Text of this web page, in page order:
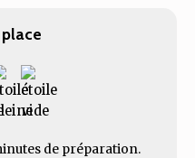
de préparation.